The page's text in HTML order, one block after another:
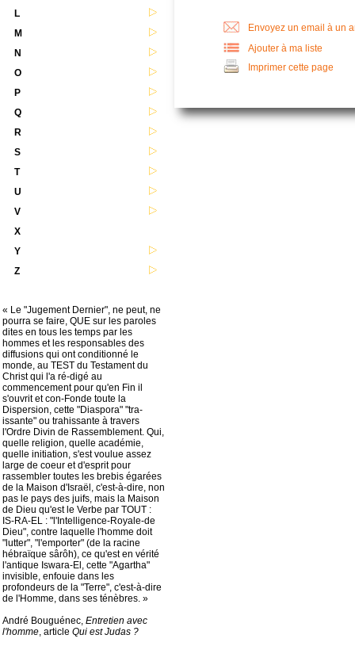
L
M
N
O
P
Q
R
S
T
U
V
X
Y
Z
« Le "Jugement Dernier", ne peut, ne
pourra se faire, QUE sur les paroles
dites en tous les temps par les
hommes et les responsables des
diffusions qui ont conditionné le
monde, au TEST du Testament du
Christ qui l'a ré-digé au
commencement pour qu'en Fin il
s'ouvrit et con-Fonde toute la
Dispersion, cette "Diaspora" "tra-
issante" ou trahissante à travers
l'Ordre Divin de Rassemblement. Qui,
quelle religion, quelle académie,
quelle initiation, s'est voulue assez
large de coeur et d'esprit pour
rassembler toutes les brebis égarées
de la Maison d'Israël, c'est-à-dire, non
pas le pays des juifs, mais la Maison
de Dieu qu'est le Verbe par TOUT :
IS-RA-EL : "l'Intelligence-Royale-de
Dieu", contre laquelle l'homme doit
"lutter", "l'emporter" (de la racine
hébraïque sârôh), ce qu'est en vérité
l'antique Iswara-El, cette "Agartha"
invisible, enfouie dans les
profondeurs de la "Terre", c'est-à-dire
de l'Homme, dans ses ténèbres. »
André Bouguénec, Entretien avec
l'homme, article Qui est Judas ?
Envoyez un email à un
Ajouter à ma liste
Imprimer cette page